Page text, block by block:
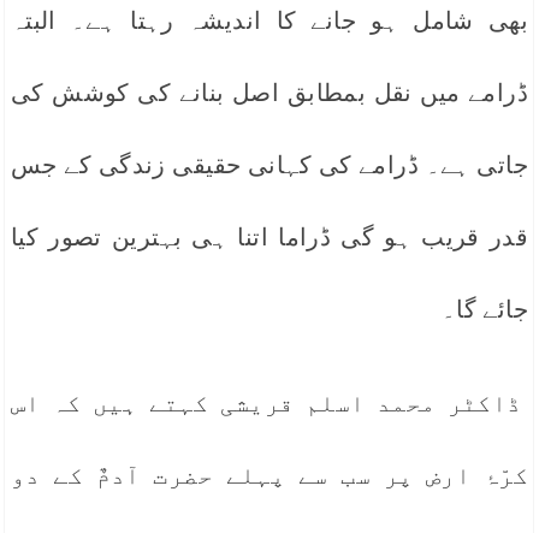
بھی شامل ہو جانے کا اندیشہ رہتا ہے۔ البتہ
ڈرامے میں نقل بمطابق اصل بنانے کی کوشش کی
جاتی ہے۔ ڈرامے کی کہانی حقیقی زندگی کے جس
قدر قریب ہو گی ڈراما اتنا ہی بہترین تصور کیا
جائے گا۔
ڈاکٹر محمد اسلم قریشی کہتے ہیں کہ اس
کرّۂ ارض پر سب سے پہلے حضرت آدمٌ کے دو